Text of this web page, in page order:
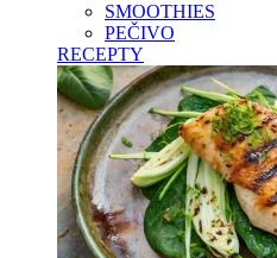
SMOOTHIES
PEČIVO
RECEPTY